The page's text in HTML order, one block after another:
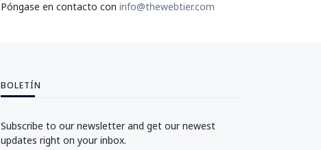
Póngase en contacto con info@thewebtier.com
BOLETÍN
Subscribe to our newsletter and get our newest
updates right on your inbox.